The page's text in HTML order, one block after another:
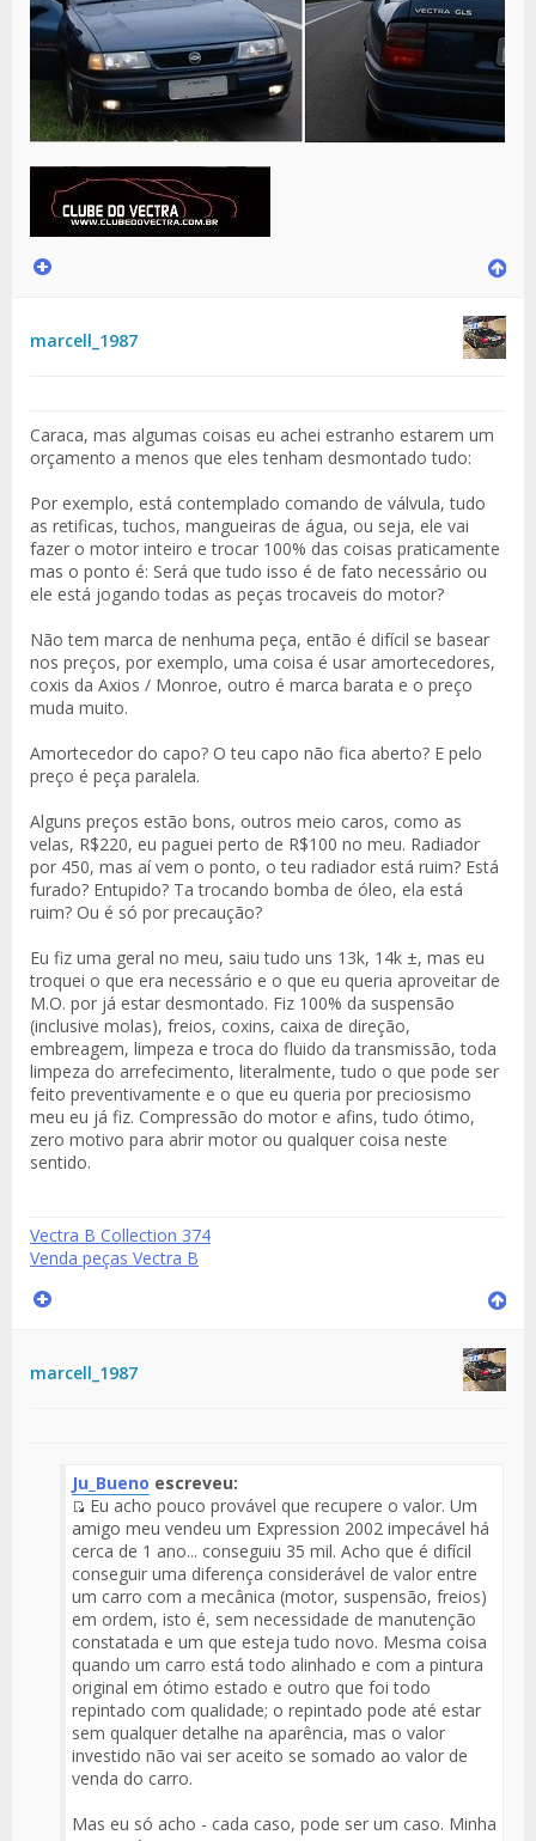
marcell_1987
Caraca, mas algumas coisas eu achei estranho estarem um
orçamento a menos que eles tenham desmontado tudo:
Por exemplo, está contemplado comando de válvula, tudo
as retificas, tuchos, mangueiras de água, ou seja, ele vai
fazer o motor inteiro e trocar 100% das coisas praticamente
mas o ponto é: Será que tudo isso é de fato necessário ou
ele está jogando todas as peças trocaveis do motor?
Não tem marca de nenhuma peça, então é difícil se basear
nos preços, por exemplo, uma coisa é usar amortecedores,
coxis da Axios / Monroe, outro é marca barata e o preço
muda muito.
Amortecedor do capo? O teu capo não fica aberto? E pelo
preço é peça paralela.
Alguns preços estão bons, outros meio caros, como as
velas, R$220, eu paguei perto de R$100 no meu. Radiador
por 450, mas aí vem o ponto, o teu radiador está ruim? Está
furado? Entupido? Ta trocando bomba de óleo, ela está
ruim? Ou é só por precaução?
Eu fiz uma geral no meu, saiu tudo uns 13k, 14k ±, mas eu
troquei o que era necessário e o que eu queria aproveitar de
M.O. por já estar desmontado. Fiz 100% da suspensão
(inclusive molas), freios, coxins, caixa de direção,
embreagem, limpeza e troca do fluido da transmissão, toda
limpeza do arrefecimento, literalmente, tudo o que pode ser
feito preventivamente e o que eu queria por preciosismo
meu eu já fiz. Compressão do motor e afins, tudo ótimo,
zero motivo para abrir motor ou qualquer coisa neste
sentido.
Vectra B Collection 374
Venda peças Vectra B
marcell_1987
Ju_Bueno escreveu:
Fuente
del
Mensaje
Eu acho pouco provável que recupere o valor. Um
amigo meu vendeu um Expression 2002 impecável há
cerca de 1 ano... conseguiu 35 mil. Acho que é difícil
conseguir uma diferença considerável de valor entre
um carro com a mecânica (motor, suspensão, freios)
em ordem, isto é, sem necessidade de manutenção
constatada e um que esteja tudo novo. Mesma coisa
quando um carro está todo alinhado e com a pintura
original em ótimo estado e outro que foi todo
repintado com qualidade; o repintado pode até estar
sem qualquer detalhe na aparência, mas o valor
investido não vai ser aceito se somado ao valor de
venda do carro.
Mas eu só acho - cada caso, pode ser um caso. Minha